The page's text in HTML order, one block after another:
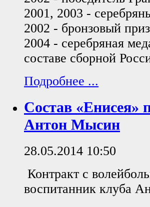
2001, 2003 -
2002 - бронзовый
2004 - серебряная
составе сборной
Подробнее ...
Состав «Енисея»
Антон Мысин
28.05.2014 10:50
Контракт с
воспитанник клуба